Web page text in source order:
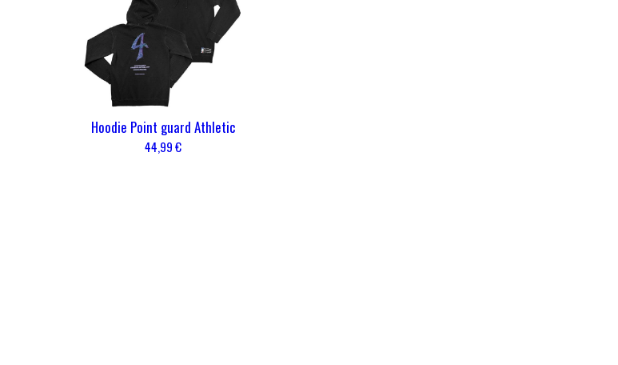
Hoodie Point guard Athletic
44,99 €